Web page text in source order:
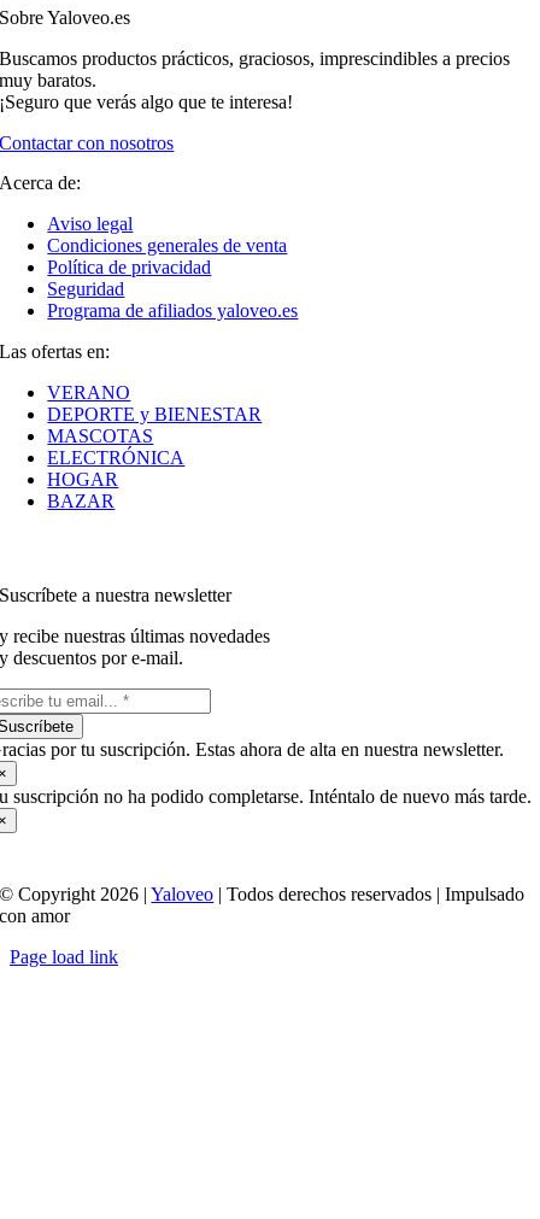
Sobre Yaloveo.es
Buscamos productos prácticos, graciosos, imprescindibles a precios
muy baratos.
¡Seguro que verás algo que te interesa!
Contactar con nosotros
Acerca de:
Aviso legal
Condiciones generales de venta
Política de privacidad
Seguridad
Programa de afiliados yaloveo.es
Las ofertas en:
VERANO
DEPORTE y BIENESTAR
MASCOTAS
ELECTRÓNICA
HOGAR
BAZAR
Suscríbete a nuestra newsletter
y recibe nuestras últimas novedades
y descuentos por e-mail.
por tu suscripción. Estas ahora de alta en nuestra newsletter.
suscripción no ha podido completarse. Inténtalo de nuevo más tarde.
© Copyright 2026 |Yaloveo | Todos derechos reservados | Impulsado
con amor
Page load link